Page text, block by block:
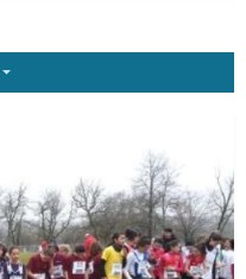
arrow_drop_down